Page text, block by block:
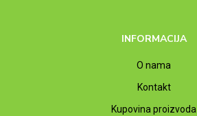
INFORMACIJA
O nama
Kontakt
Kupovina proizvoda